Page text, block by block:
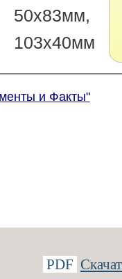
50х83мм,
103х40мм
и Факты"
PDF